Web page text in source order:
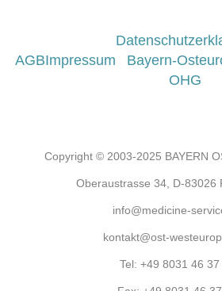
AGBImpressum
Bayern-
OHG
Copyright © 2003-2025 BAYERN
Oberaustrasse 34, D-83026
info@medicine-
kontakt@ost-
Tel: +49 8031 46 37